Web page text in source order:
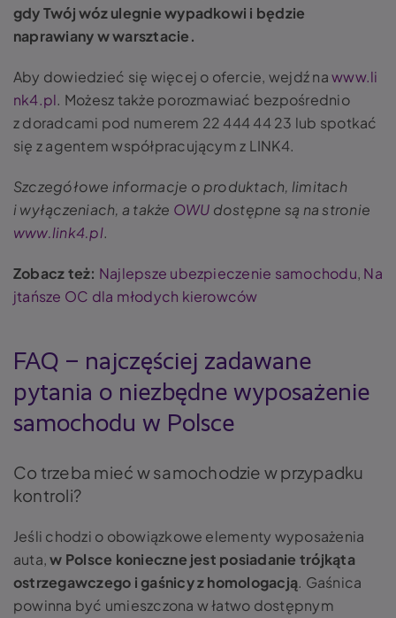
gdy Twój wóz ulegnie wypadkowi i będzie
naprawiany w warsztacie.
Aby dowiedzieć się więcej o ofercie, wejdź nawww.li
nk4.pl. Możesz także porozmawiać bezpośrednio
z doradcami pod numerem 22 444 44 23 lub spotkać
się z agentem współpracującym z LINK4.
Szczegółowe informacje o produktach, limitach
i wyłączeniach, a także OWU dostępne są na stronie
www.link4.pl.
Zobacz też: Najlepsze ubezpieczenie samochodu, Na
jtańsze OC dla młodych kierowców
FAQ – najczęściej zadawane
pytania o niezbędne wyposażenie
samochodu w Polsce
Co trzeba mieć w samochodzie w przypadku
kontroli?
Jeśli chodzi o obowiązkowe elementy wyposażenia
auta,w Polsce konieczne jest posiadanie trójkąta
ostrzegawczego i gaśnicy z homologacją. Gaśnica
powinna być umieszczona w łatwo dostępnym